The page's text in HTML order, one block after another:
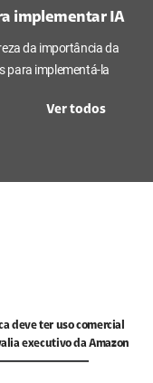
implementar IA
da importância da
para implementá-la
Ver todos
deve ter uso comercial
executivo da Amazon